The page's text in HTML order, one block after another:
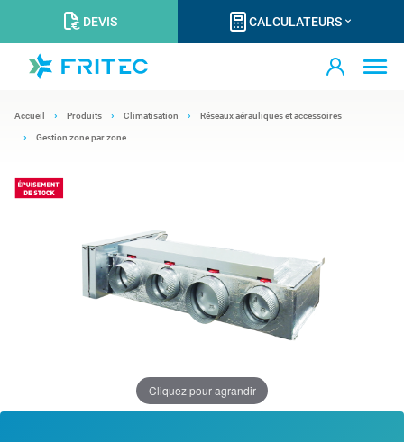
DEVIS CALCULATEURS
Accueil Produits Climatisation Réseaux aérauliques et accessoires
Gestion zone par zone
Cliquez pour agrandir